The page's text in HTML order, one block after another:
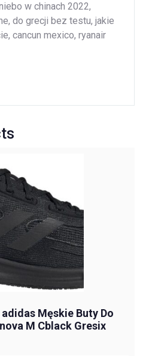
w chinach 2022,
do grecji bez testu, jakie
cancun mexico, ryanair
Męskie Buty Do
M Cblack Gresix